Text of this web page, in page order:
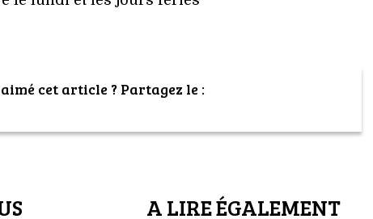
cet article ? Partagez le :
A LIRE ÉGALEMENT